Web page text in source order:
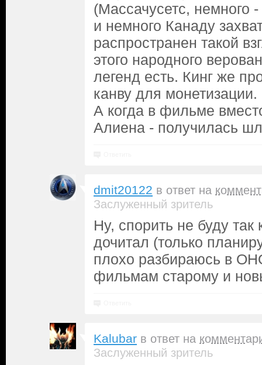
(Массачусетс,
и немного Канаду
распространен такой
этого народного
легенд есть. Кинг же
канву для монетизации.
А когда в фильме
Алиена - получилась
dmit20122 в ответ на
Заслуженный зритель
Ну, спорить не буду так
дочитал (только
плохо разбираюсь в
фильмам старому и
Kalubar в ответ на
Заслуженный зритель